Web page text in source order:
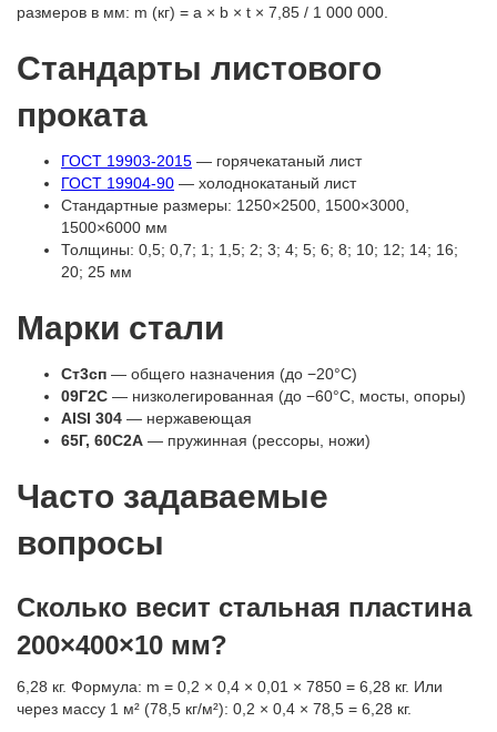
размеров в мм: m (кг) = a × b × t × 7,85 / 1 000 000.
Стандарты листового
проката
ГОСТ 19903-2015 — горячекатаный лист
ГОСТ 19904-90 — холоднокатаный лист
Стандартные размеры: 1250×2500, 1500×3000,
1500×6000 мм
Толщины: 0,5; 0,7; 1; 1,5; 2; 3; 4; 5; 6; 8; 10; 12; 14; 16;
20; 25 мм
Марки стали
Ст3сп — общего назначения (до −20°C)
09Г2С — низколегированная (до −60°C, мосты, опоры)
AISI 304 — нержавеющая
65Г, 60С2А — пружинная (рессоры, ножи)
Часто задаваемые
вопросы
Сколько весит стальная пластина
200×400×10 мм?
6,28 кг. Формула: m = 0,2 × 0,4 × 0,01 × 7850 = 6,28 кг. Или
через массу 1 м² (78,5 кг/м²): 0,2 × 0,4 × 78,5 = 6,28 кг.